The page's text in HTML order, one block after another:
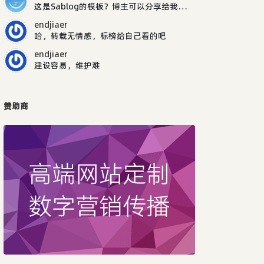
这是Sablog的模板？博主可以分享给我吗，谢谢
endjiaer
哈，转载无情感，标榜给自己看的吧
endjiaer
建设容易，维护难
赞助商